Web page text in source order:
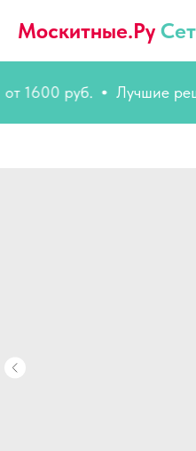
Москитные.Ру
руб. Лучшие решения